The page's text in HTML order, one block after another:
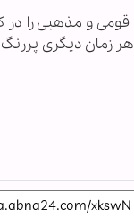
قومی و مذهبی را در
هر زمان دیگری